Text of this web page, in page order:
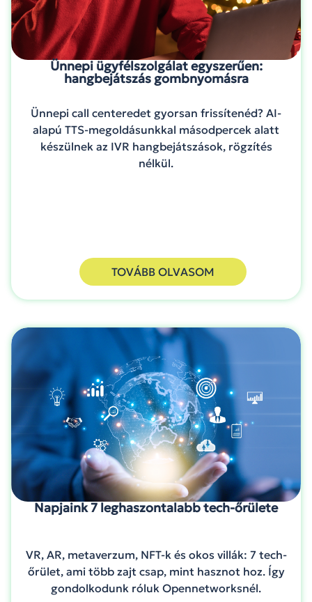
Ünnepi ügyfélszolgálat egyszerűen:
hangbejátszás gombnyomásra
Ünnepi call centeredet gyorsan frissítenéd? AI-
alapú TTS-megoldásunkkal másodpercek alatt
készülnek az IVR hangbejátszások, rögzítés
nélkül.
TOVÁBB OLVASOM
Napjaink 7 leghaszontalabb tech-őrülete
VR, AR, metaverzum, NFT-k és okos villák: 7 tech-
őrület, ami több zajt csap, mint hasznot hoz. Így
gondolkodunk róluk Opennetworksnél.